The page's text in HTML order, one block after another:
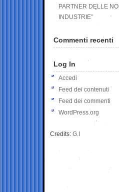
PARTNER DELLE
INDUSTRIE”
Commenti recenti
Log In
Accedi
Feed dei contenuti
Feed dei commenti
WordPress.org
Credits: G.I